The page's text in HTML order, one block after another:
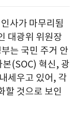
사가 마무리됨
대광위 위원장
는 국민 주거 안
(SOC) 혁신, 광
세우고 있어, 각
할 것으로 보인